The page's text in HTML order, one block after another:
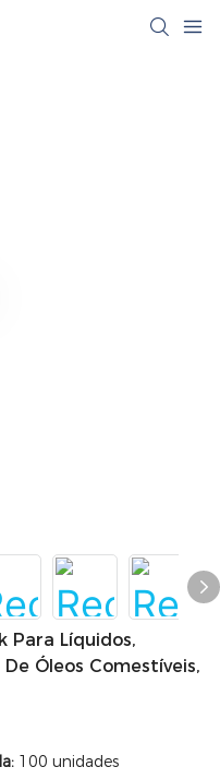
Para Líquidos,
Óleos Comestíveis,
: 100 unidades